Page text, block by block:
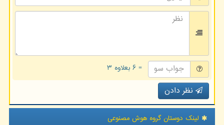
= ۶ بعلاوه ۳
نظر دادن
لینک دوستان گروه هوش مصنوعی